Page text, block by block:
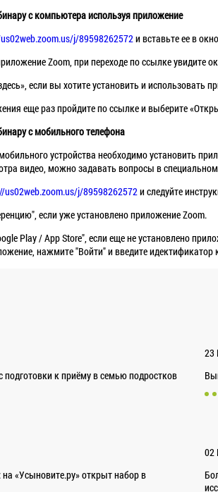
с компьютера используя приложение
j/89598262572и вставьте ее в
Zoom, при переходе по ссылке увидите
если вы хотите установить и использовать
еще раз пройдите по ссылке и выберите
с мобильного телефона
устройства необходимо установить
видео, можно задавать вопросы в
us02web.zoom.us/j/89598262572и следуйте
если уже установлено приложение Zoom.
Play / App Store", если еще не установлено
нажмите "Войти" и введите
к приёму в семью подростков
23
«Усыновите.ру» открыт набор в
02